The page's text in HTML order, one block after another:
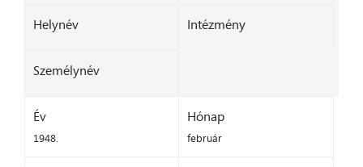
Helynév Intézmény
Személynév
Év
1948.
Hónap
február